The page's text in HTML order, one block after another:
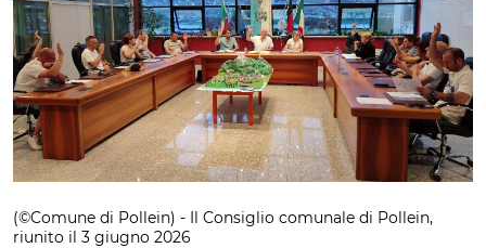
(©Comune di Pollein) - Il Consiglio comunale di Pollein,
riunito il 3 giugno 2026